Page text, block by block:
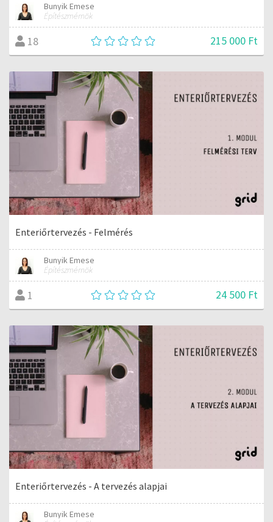
Bunyik Emese
Építészmérnök
18 215 000 Ft
Enteriőrtervezés - Felmérés
Bunyik Emese
Építészmérnök
1 24 500 Ft
Enteriőrtervezés - A tervezés alapjai
Bunyik Emese